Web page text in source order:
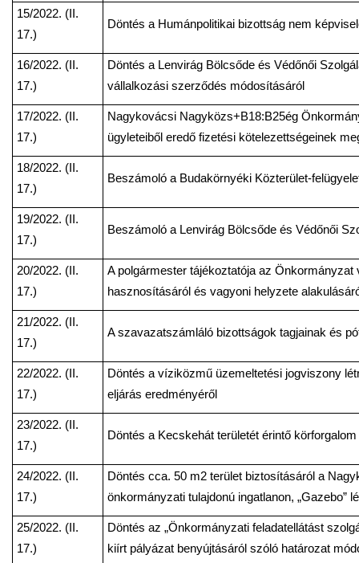
15/2022. (II.
17.)
Döntés a Humánpolitikai bizottság nem
16/2022. (II.
17.)
Döntés a Lenvirág Bölcsőde és Védőnői
vállalkozási szerződés módosításáról
17/2022. (II.
17.)
Nagykovácsi Nagyközs+B18:B25ég
ügyleteiből eredő fizetési kötelezettségeinek
18/2022. (II.
17.)
Beszámoló a Budakörnyéki Közterület-
19/2022. (II.
17.)
Beszámoló a Lenvirág Bölcsőde és Védőnői
20/2022. (II.
17.)
A polgármester tájékoztatója az Önkormányzat
hasznosításáról és vagyoni helyzete
21/2022. (II.
17.)
A szavazatszámláló bizottságok tagjainak és
22/2022. (II.
17.)
Döntés a víziközmű üzemeltetési jogviszony
eljárás eredményéről
23/2022. (II.
17.)
Döntés a Kecskehát területét érintő
24/2022. (II.
17.)
Döntés cca. 50 m2 terület biztosításáról a
önkormányzati tulajdonú ingatlanon, „Gazebo”
25/2022. (II.
17.)
Döntés az „Önkormányzati feladatellátást
kiírt pályázat benyújtásáról szóló határozat